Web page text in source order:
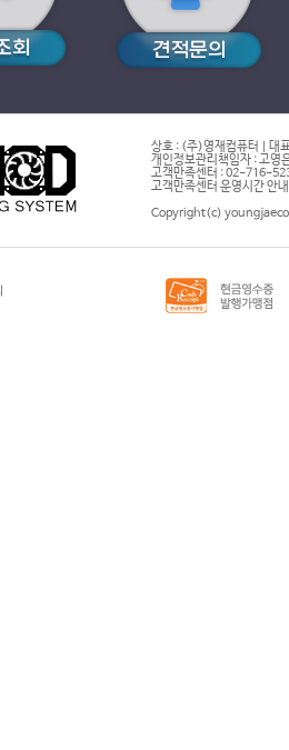
상호 : (주)영재컴퓨터 | 대
개인정보관리책임자 : 고영
고객만족센터 : 02-716-
고객만족센터 운영시간 안
Copyright(c)